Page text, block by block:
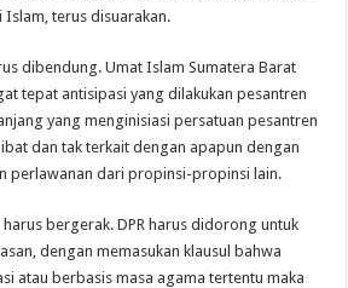
terus disuarakan.
dibendung. Umat Islam Sumatera Barat
tepat antisipasi yang dilakukan pesantren
yang menginisiasi persatuan pesantren
dan tak terkait dengan apapun dengan
perlawanan dari propinsi-propinsi lain.
bergerak. DPR harus didorong untuk
dengan memasukan klausul bahwa
atau berbasis masa agama tertentu maka